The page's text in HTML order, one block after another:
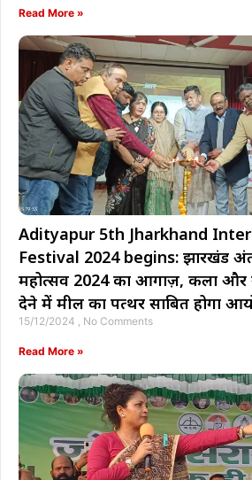
Read More »
Adityapur 5th Jharkhand
Festival 2024 begins: झारखंड
महोत्सव 2024 का आगाज़, कला और
देने में मील का पत्थर साबित होगा
15/12/2024 No Comments
Read More »